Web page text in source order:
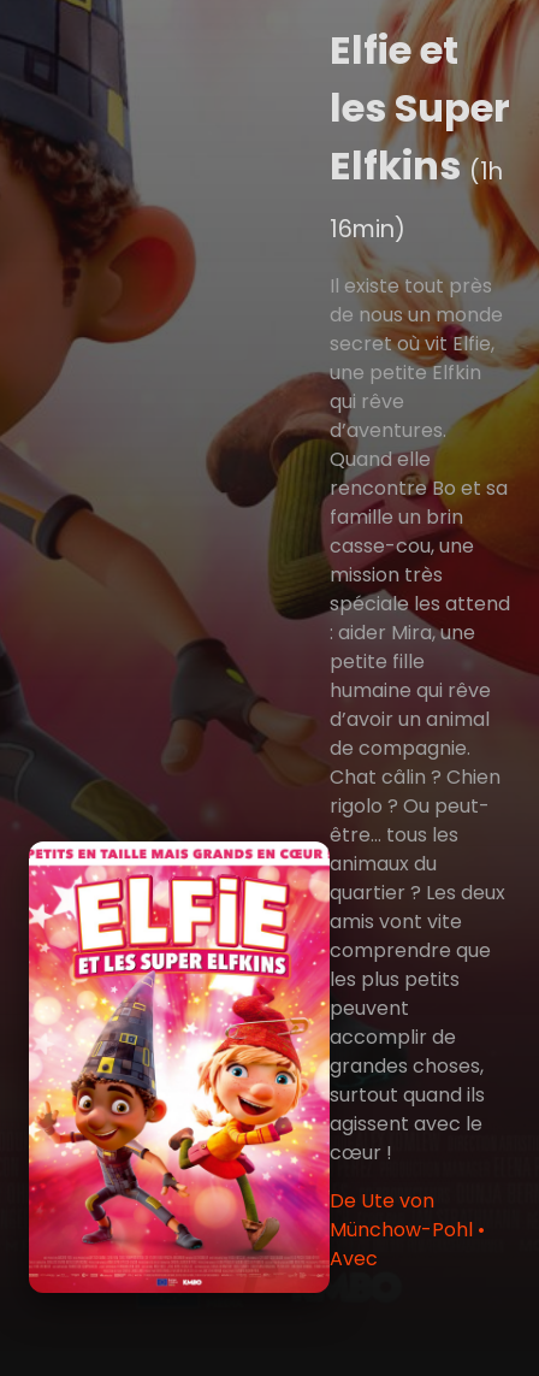
Elfie et
les Super
Elfkins(1h
16min)
Il existe tout près
de nous un monde
secret où vit Elfie,
une petite Elfkin
qui rêve
d’aventures.
Quand elle
rencontre Bo et sa
famille un brin
casse-cou, une
mission très
spéciale les attend
: aider Mira, une
petite fille
humaine qui rêve
d’avoir un animal
de compagnie.
Chat câlin ? Chien
rigolo ? Ou peut-
être... tous les
animaux du
quartier ? Les deux
amis vont vite
comprendre que
les plus petits
peuvent
accomplir de
grandes choses,
surtout quand ils
agissent avec le
cœur !
De Ute von
Münchow-Pohl •
Avec